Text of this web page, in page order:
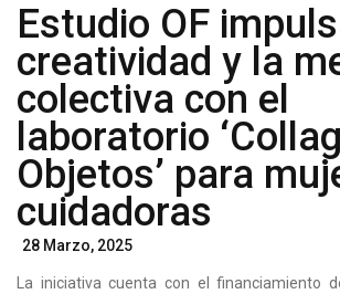
Estudio OF
creatividad y la
colectiva con el
laboratorio
Objetos’ para
cuidadoras
Posted
28 Marzo, 2025
La iniciativa cuenta con el financiamiento